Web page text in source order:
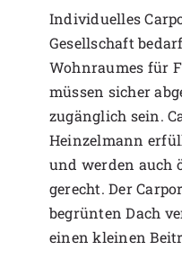
Individuelles
Gesellschaft
Wohnraumes für
müssen sicher
zugänglich sein.
Heinzelmann
und werden auch
gerecht. Der
begrünten Dach
einen kleinen